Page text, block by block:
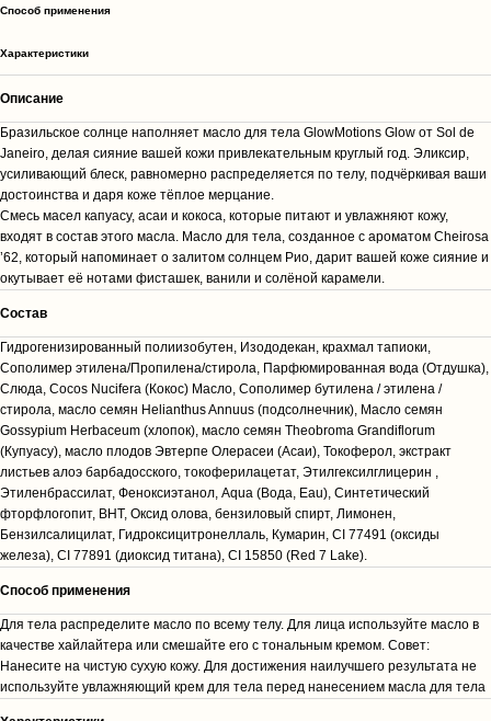
Способ применения
Характеристики
Описание
Бразильское солнце наполняет масло для тела GlowMotions Glow от Sol de
Janeiro, делая сияние вашей кожи привлекательным круглый год. Эликсир,
усиливающий блеск, равномерно распределяется по телу, подчёркивая ваши
достоинства и даря коже тёплое мерцание.
Смесь масел капуасу, асаи и кокоса, которые питают и увлажняют кожу,
входят в состав этого масла. Масло для тела, созданное с ароматом Cheirosa
’62, который напоминает о залитом солнцем Рио, дарит вашей коже сияние и
окутывает её нотами фисташек, ванили и солёной карамели.
Состав
Гидрогенизированный полиизобутен, Изододекан, крахмал тапиоки,
Сополимер этилена/Пропилена/стирола, Парфюмированная вода (Отдушка),
Слюда, Cocos Nucifera (Кокос) Масло, Сополимер бутилена / этилена /
стирола, масло семян Helianthus Annuus (подсолнечник), Масло семян
Gossypium Herbaceum (хлопок), масло семян Theobroma Grandiflorum
(Купуасу), масло плодов Эвтерпе Олерасеи (Асаи), Токоферол, экстракт
листьев алоэ барбадосского, токоферилацетат, Этилгексилглицерин ,
Этиленбрассилат, Феноксиэтанол, Aqua (Вода, Eau), Синтетический
фторфлогопит, BHT, Оксид олова, бензиловый спирт, Лимонен,
Бензилсалицилат, Гидроксицитронеллаль, Кумарин, CI 77491 (оксиды
железа), CI 77891 (диоксид титана), CI 15850 (Red 7 Lake).
Способ применения
Для тела распределите масло по всему телу. Для лица используйте масло в
качестве хайлайтера или смешайте его с тональным кремом. Совет:
Нанесите на чистую сухую кожу. Для достижения наилучшего результата не
используйте увлажняющий крем для тела перед нанесением масла для тела